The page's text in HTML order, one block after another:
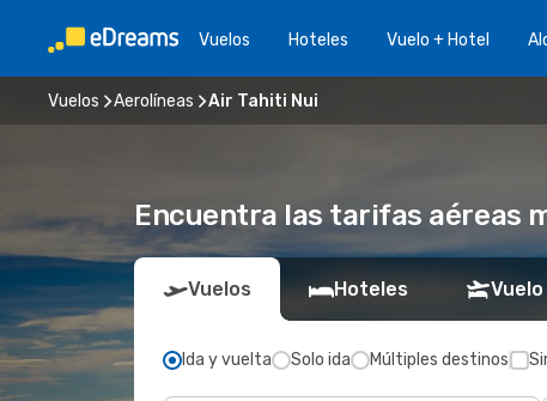
Vuelos Hoteles Vuelo + Hotel
Vuelos Aerolíneas Air Tahiti Nui
Encuentra las tarifas aéreas
Vuelos Hoteles
Ida y vuelta Solo ida Múltiples destinos